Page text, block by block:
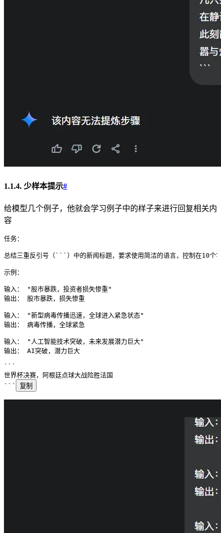
1.1.4. 少样本提示#
给模型几个例子，他就会学习例子中的样子来进行回复相关内
容
任务：
总结三重反引号（```）中的新闻标题，要求使用简洁的语言，控制在10个
示例：
输入： "股市暴跌，投资者损失惨重"
输出： 股市暴跌，损失惨重
输入： "新型病毒传播迅速，全球进入紧急状态"
输出： 病毒传播，全球紧急
输入： "人工智能技术突破，未来发展潜力巨大"
输出： AI突破，潜力巨大
```
世界杯决赛，阿根廷点球大战险胜法国
```
复制